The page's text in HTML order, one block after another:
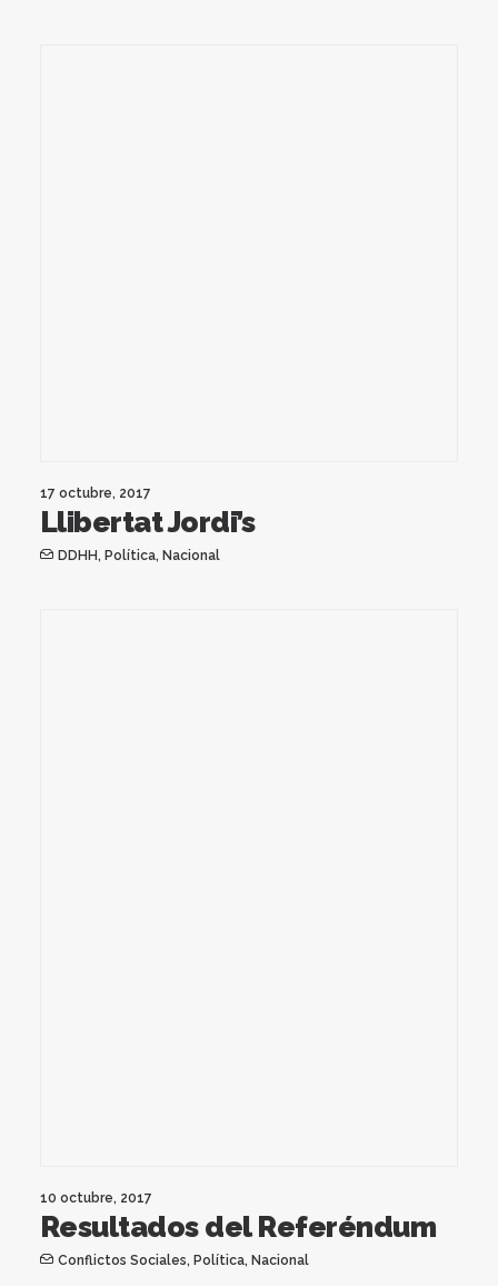
17 octubre, 2017
Llibertat Jordi’s
DDHH, Política, Nacional
10 octubre, 2017
Resultados del Referéndum
Conflictos Sociales, Política, Nacional